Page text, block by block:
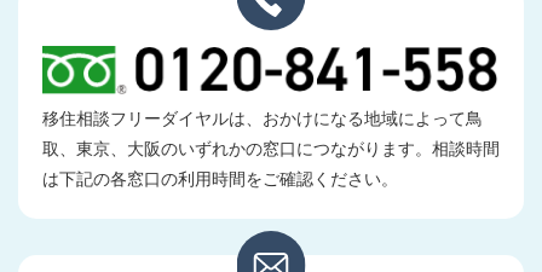
移住相談フリーダイヤルは、おかけになる地域によって鳥
取、東京、大阪のいずれかの窓口につながります。相談時間
は下記の各窓口の利用時間をご確認ください。